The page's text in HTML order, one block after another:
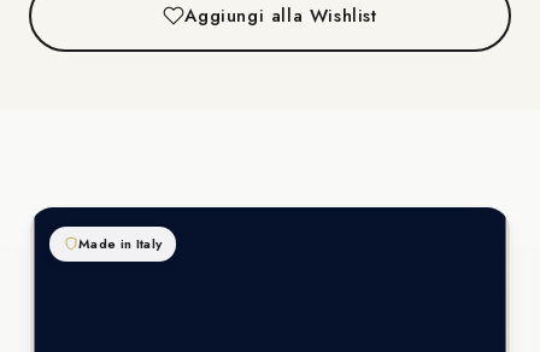
Aggiungi alla Wishlist
Made in Italy